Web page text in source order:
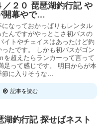
／２０ 琵琶湖釣行記 や
開幕やで…
なっておかっぱりもレンタル
たんですがやっとこさ初バスの
イトやチェイスはあったけど釣
ったです。 しかも初バスがゴン
を超えたらランカーって言って
足って感じです。 明日からが本
に入りそうな…
記事を読む
湖釣行記 探せばネスト